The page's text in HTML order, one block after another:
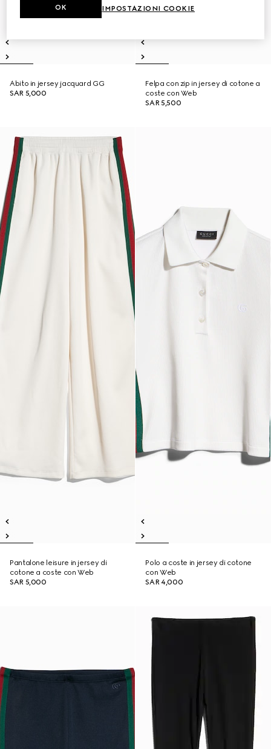
Abito in jersey jacquard GG
SAR 5,000
Felpa con zip in jersey di cotone a
coste con Web
SAR 5,500
Pantalone leisure in jersey di
cotone a coste con Web
SAR 5,000
Polo a coste in jersey di cotone
con Web
SAR 4,000
IMPOSTAZIONI COOKIE
OK